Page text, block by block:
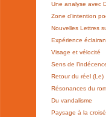
Une analyse avec
Zone d’intention
Nouvelles Lettres
Expérience
Visage et vélocité
Sens de
Retour du réel (Le)
Résonances du
Du vandalisme
Paysage à la